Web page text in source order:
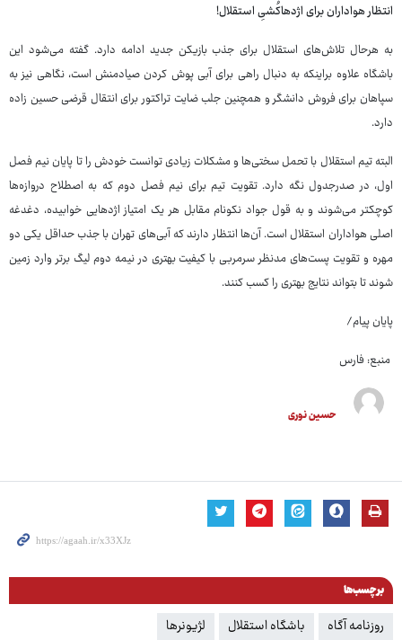
انتظار هواداران برای اژدهاکُشیِ استقلال!
به هرحال تلاش‌های استقلال برای جذب بازیکن جدید ادامه دارد. گفته می‌شود این
باشگاه علاوه براینکه به دنبال راهی برای آبی پوش کردن صیادمنش است، نگاهی نیز به
سپاهان برای فروش دانشگر و همچنین جلب ضایت تراکتور برای انتقال قرضی حسین زاده
دارد.
البته تیم استقلال با تحمل سختی‌ها و مشکلات زیادی توانست خودش را تا پایان نیم فصل
اول، در صدرجدول نگه دارد. تقویت تیم برای نیم فصل دوم که به اصطلاح دروازه‌ها
کوچکتر می‌شوند و به قول جواد نکونام مقابل هر یک امتیاز اژدهایی خوابیده، دغدغه
اصلی هواداران استقلال است. آن‌ها انتظار دارند که آبی‌های تهران با جذب حداقل یکی دو
مهره و تقویت پست‌های مدنظر سرمربی با کیفیت بهتری در نیمه دوم لیگ برتر وارد زمین
شوند تا بتواند نتایج بهتری را کسب کنند.
پایان پیام/
منبع: فارس
حسین نوری
برچسب‌ها
روزنامه آگاه باشگاه استقلال لژیونرها